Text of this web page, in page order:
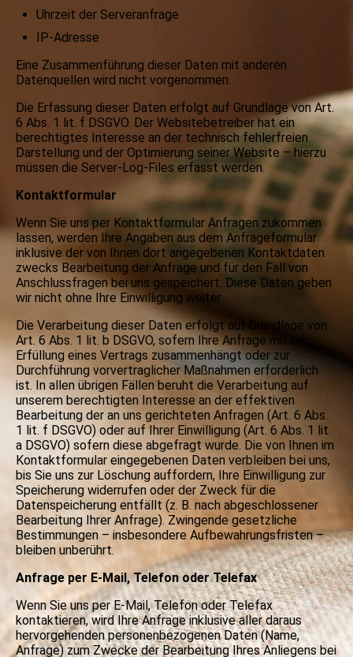
Uhrzeit der Serveranfrage
IP-Adresse
Eine Zusammenführung dieser Daten mit anderen
Datenquellen wird nicht vorgenommen.
Die Erfassung dieser Daten erfolgt auf Grundlage von Art.
6 Abs. 1 lit. f DSGVO. Der Websitebetreiber hat ein
berechtigtes Interesse an der technisch fehlerfreien
Darstellung und der Optimierung seiner Website – hierzu
müssen die Server-Log-Files erfasst werden.
Kontaktformular
Wenn Sie uns per Kontaktformular Anfragen zukommen
lassen, werden Ihre Angaben aus dem Anfrageformular
inklusive der von Ihnen dort angegebenen Kontaktdaten
zwecks Bearbeitung der Anfrage und für den Fall von
Anschlussfragen bei uns gespeichert. Diese Daten geben
wir nicht ohne Ihre Einwilligung weiter.
Die Verarbeitung dieser Daten erfolgt auf Grundlage von
Art. 6 Abs. 1 lit. b DSGVO, sofern Ihre Anfrage mit der
Erfüllung eines Vertrags zusammenhängt oder zur
Durchführung vorvertraglicher Maßnahmen erforderlich
ist. In allen übrigen Fällen beruht die Verarbeitung auf
unserem berechtigten Interesse an der effektiven
Bearbeitung der an uns gerichteten Anfragen (Art. 6 Abs.
1 lit. f DSGVO) oder auf Ihrer Einwilligung (Art. 6 Abs. 1 lit.
a DSGVO) sofern diese abgefragt wurde. Die von Ihnen im
Kontaktformular eingegebenen Daten verbleiben bei uns,
bis Sie uns zur Löschung auffordern, Ihre Einwilligung zur
Speicherung widerrufen oder der Zweck für die
Datenspeicherung entfällt (z. B. nach abgeschlossener
Bearbeitung Ihrer Anfrage). Zwingende gesetzliche
Bestimmungen – insbesondere Aufbewahrungsfristen –
bleiben unberührt.
Anfrage per E-Mail, Telefon oder Telefax
Wenn Sie uns per E-Mail, Telefon oder Telefax
kontaktieren, wird Ihre Anfrage inklusive aller daraus
hervorgehenden personenbezogenen Daten (Name,
Anfrage) zum Zwecke der Bearbeitung Ihres Anliegens bei